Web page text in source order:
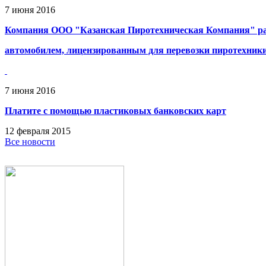
7 июня 2016
Компания ООО "Казанская Пиротехническая Компания"
автомобилем, лицензированным для перевозки
7 июня 2016
Платите с помощью пластиковых банковских карт
12 февраля 2015
Все новости